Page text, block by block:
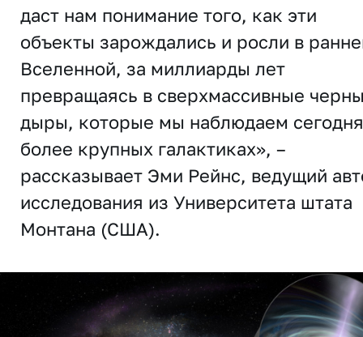
даст нам понимание того, как эти
объекты зарождались и росли в
Вселенной, за миллиарды лет
превращаясь в сверхмассивные
дыры, которые мы наблюдаем
более крупных галактиках», –
рассказывает Эми Рейнс, ведущий
исследования из Университета штата
Монтана (США).